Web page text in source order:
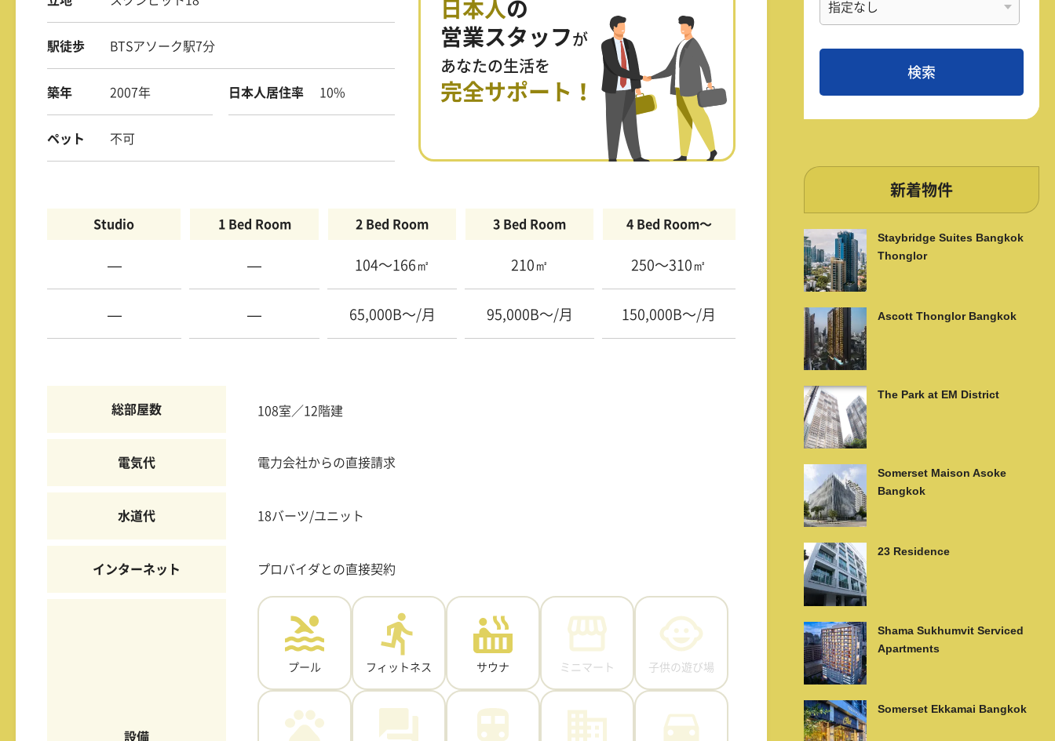
駅徒歩 BTSアソーク駅7分
築年 2007年 日本人居住率 10%
ペット 不可
日本人 の
営業スタッフ が
あなたの生活を
完全サポート！
Studio 1 Bed Room 2 Bed Room 3 Bed Room 4 Bed Room〜
— — 104〜166㎡ 210㎡ 250〜310㎡
— — 65,000B〜/月 95,000B〜/月 150,000B〜/月
総部屋数 108室／12階建
電気代 電力会社からの直接請求
水道代 18バーツ/ユニット
インターネット プロバイダとの直接契約
設備
プール フィットネス サウナ ミニマート 子供の遊び場
新着物件
Staybridge Suites Bangkok
Thonglor
Ascott Thonglor Bangkok
The Park at EM District
Somerset Maison Asoke
Bangkok
23 Residence
Shama Sukhumvit Serviced
Apartments
Somerset Ekkamai Bangkok